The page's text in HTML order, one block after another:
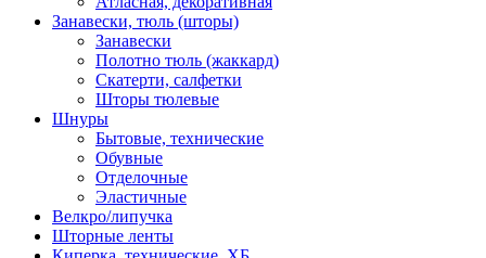
Занавески, тюль (шторы)
Занавески
Полотно тюль (жаккард)
Скатерти, салфетки
Шторы тюлевые
Шнуры
Бытовые, технические
Обувные
Отделочные
Эластичные
Велкро/липучка
Шторные ленты